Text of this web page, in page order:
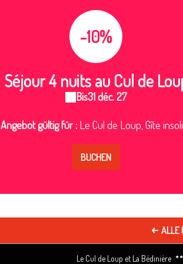
-10%
Séjour 4 nuits au Cul de
Bis31 déc. 27
Angebot gültig für : Le Cul de Loup, Gîte
BUCHEN
ALLE
Le Cul de Loup et La Bédinière